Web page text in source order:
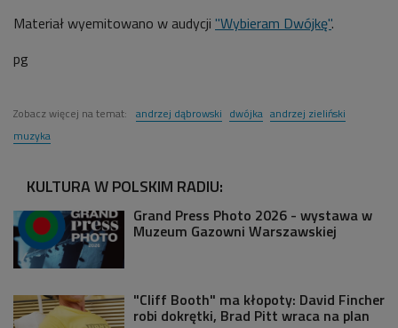
Materiał wyemitowano w audycji "Wybieram Dwójkę".
pg
Zobacz więcej na temat: andrzej dąbrowski dwójka andrzej zieliński
muzyka
KULTURA W POLSKIM RADIU:
Grand Press Photo 2026 - wystawa w
Muzeum Gazowni Warszawskiej
"Cliff Booth" ma kłopoty: David Fincher
robi dokrętki, Brad Pitt wraca na plan